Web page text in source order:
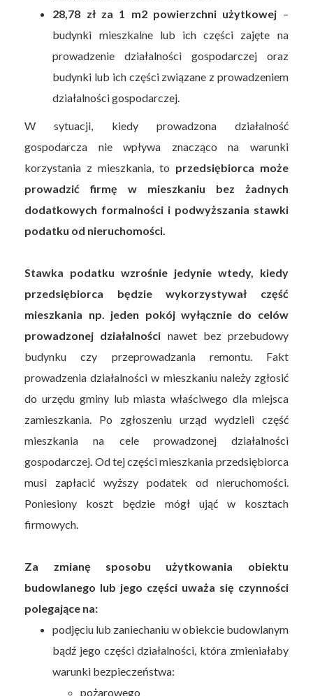
28,78 zł za 1 m2 powierzchni użytkowej –
budynki mieszkalne lub ich części zajęte na
prowadzenie działalności gospodarczej oraz
budynki lub ich części związane z prowadzeniem
działalności gospodarczej.
W sytuacji, kiedy prowadzona działalność
gospodarcza nie wpływa znacząco na warunki
korzystania z mieszkania, to przedsiębiorca może
prowadzić firmę w mieszkaniu bez żadnych
dodatkowych formalności i podwyższania stawki
podatku od nieruchomości.
Stawka podatku wzrośnie jedynie wtedy, kiedy
przedsiębiorca będzie wykorzystywał część
mieszkania np. jeden pokój wyłącznie do celów
prowadzonej działalności nawet bez przebudowy
budynku czy przeprowadzania remontu. Fakt
prowadzenia działalności w mieszkaniu należy zgłosić
do urzędu gminy lub miasta właściwego dla miejsca
zamieszkania. Po zgłoszeniu urząd wydzieli część
mieszkania na cele prowadzonej działalności
gospodarczej. Od tej części mieszkania przedsiębiorca
musi zapłacić wyższy podatek od nieruchomości.
Poniesiony koszt będzie mógł ująć w kosztach
firmowych.
Za zmianę sposobu użytkowania obiektu
budowlanego lub jego części uważa się czynności
polegające na:
podjęciu lub zaniechaniu w obiekcie budowlanym
bądź jego części działalności, która zmieniałaby
warunki bezpieczeństwa:
pożarowego